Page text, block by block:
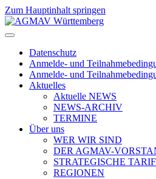
Zum Hauptinhalt springen
Datenschutz
Anmelde- und
Anmelde- und
Aktuelles
Aktuelle NEWS
NEWS-ARCHIV
TERMINE
Über uns
WER WIR SIND
DER AGMAV-
STRATEGISCHE
REGIONEN